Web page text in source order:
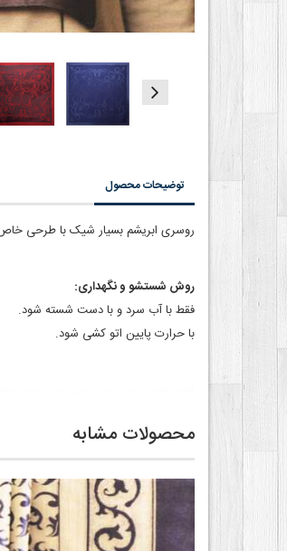
توضیحات محصول
روسری ابریشم بسیار شیک با طرحی
روش شستشو و نگهداری:
فقط با آب سرد و با دست شسته شود.
با حرارت پایین اتو کشی شود.
محصولات مشابه